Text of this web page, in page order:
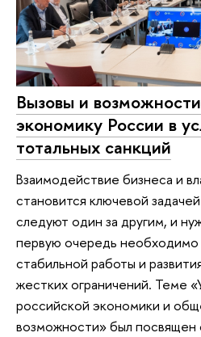
Вызовы и
экономику России в
тотальных санкций
Взаимодействие бизнеса и
становится ключевой
следуют один за другим, и
первую очередь необходимо
стабильной работы и
жестких ограничений. Теме
российской экономики и
возможности» был посвящен